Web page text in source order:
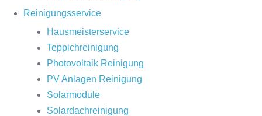
Reinigungsservice
Hausmeisterservice
Teppichreinigung
Photovoltaik Reinigung
PV Anlagen Reinigung
Solarmodule
Solardachreinigung